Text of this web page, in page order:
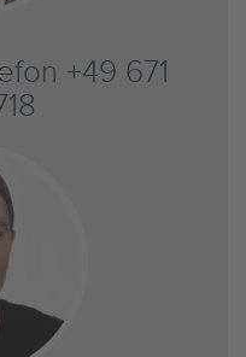
+49 671